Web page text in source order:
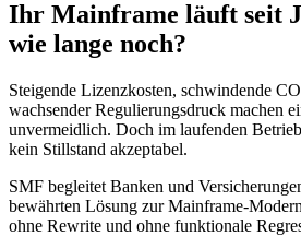
Ihr Mainframe läuft seit
wie lange noch?
Steigende Lizenzkosten, schwindende
wachsender Regulierungsdruck machen
unvermeidlich. Doch im laufenden
kein Stillstand akzeptabel.
SMF begleitet Banken und
bewährten Lösung zur Mainframe-
ohne Rewrite und ohne funktionale